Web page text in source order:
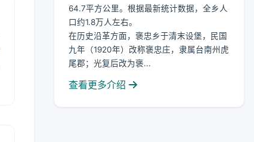
64.7平方公里。根据最新统计数据，全乡人
口约1.8万人左右。
在历史沿革方面，褒忠乡于清末设堡，民国
九年（1920年）改称褒忠庄，隶属台南州虎
尾郡；光复后改为褒...
查看更多介绍